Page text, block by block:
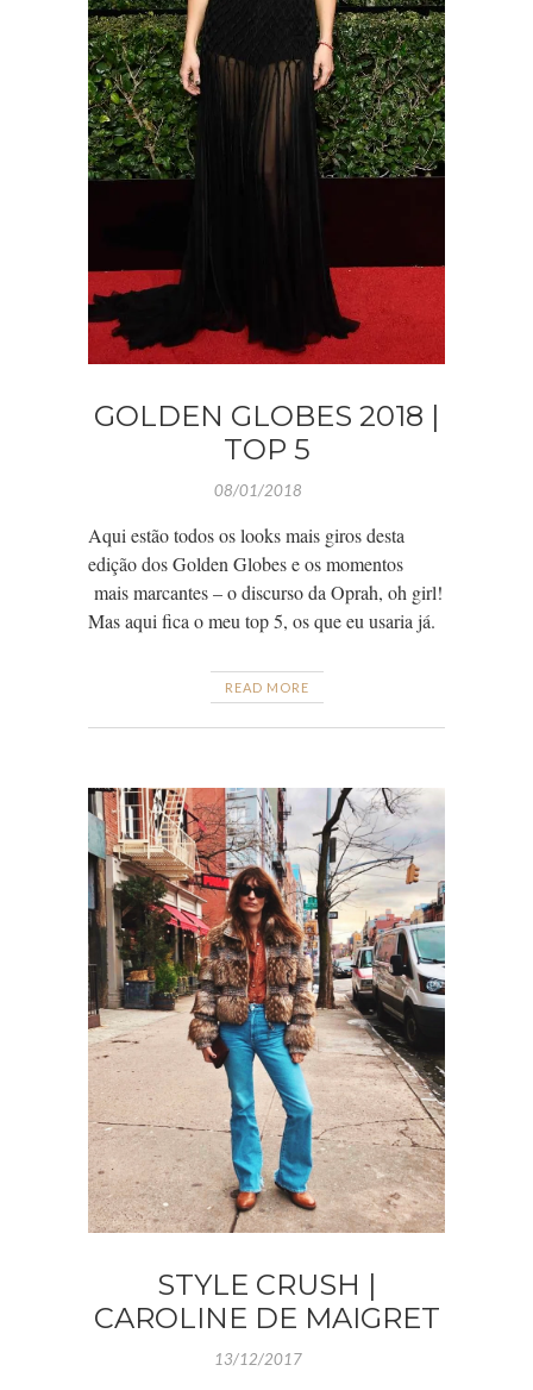
GOLDEN GLOBES 2018 |
TOP 5
08/01/2018
Aqui estão todos os looks mais giros desta
edição dos Golden Globes e os momentos
mais marcantes – o discurso da Oprah, oh girl!
Mas aqui fica o meu top 5, os que eu usaria já.
READ MORE
STYLE CRUSH |
CAROLINE DE MAIGRET
13/12/2017